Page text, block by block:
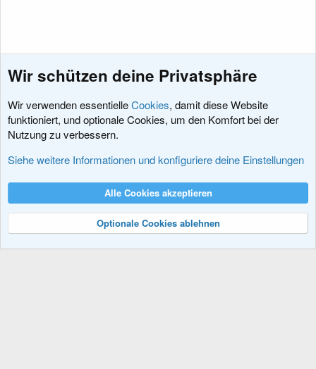
Fragen vor dem Kauf
Nutzungsbedingungen Datenschutz
R
Community platform by XenForo® © 2010-2024 XenForo Ltd.
Wir schützen deine Privatsphäre
Wir verwenden essentielleCookies, damit diese Website
funktioniert, und optionale Cookies, um den Komfort bei der
Nutzung zu verbessern.
Siehe weitere Informationen und konfiguriere deine Einstellungen
Alle Cookies akzeptieren
Optionale Cookies ablehnen